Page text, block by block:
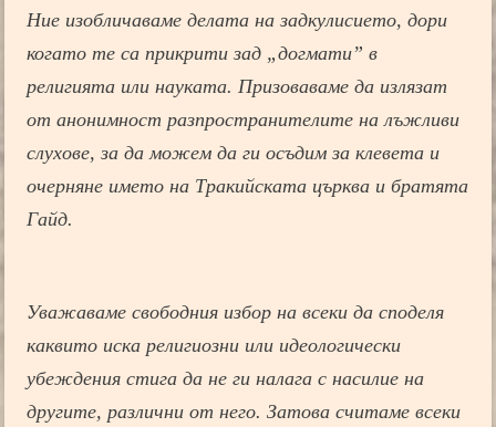
Ние изобличаваме делата на задкулисието, дори
когато те са прикрити зад „догмати” в
религията или науката. Призоваваме да излязат
от анонимност разпространителите на лъжливи
слухове, за да можем да ги осъдим за клевета и
очерняне името на Тракийската църква и братята
Гайд.
Уважаваме свободния избор на всеки да споделя
каквито иска религиозни или идеологически
убеждения стига да не ги налага с насилие на
другите, различни от него. Затова считаме всеки